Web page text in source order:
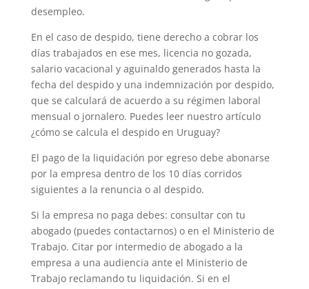
desempleo.
En el caso de despido, tiene derecho a cobrar los
días trabajados en ese mes, licencia no gozada,
salario vacacional y aguinaldo generados hasta la
fecha del despido y una indemnización por despido,
que se calculará de acuerdo a su régimen laboral
mensual o jornalero. Puedes leer nuestro artículo
¿cómo se calcula el despido en Uruguay?
El pago de la liquidación por egreso debe abonarse
por la empresa dentro de los 10 días corridos
siguientes a la renuncia o al despido.
Si la empresa no paga debes: consultar con tu
abogado (puedes contactarnos) o en el Ministerio de
Trabajo. Citar por intermedio de abogado a la
empresa a una audiencia ante el Ministerio de
Trabajo reclamando tu liquidación. Si en el